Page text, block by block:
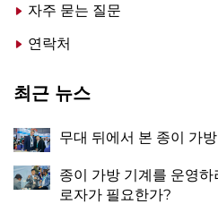
자주 묻는 질문
연락처
최근 뉴스
무대 뒤에서 본 종이 가
종이 가방 기계를 운영
로자가 필요한가?